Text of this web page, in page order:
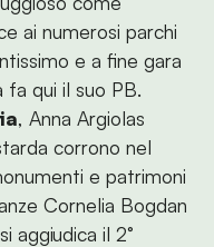
ai numerosi parchi
e a fine gara
fa qui il suo PB.
, Anna Argiolas
corrono nel
e patrimoni
Cornelia Bogdan
si aggiudica il 2°